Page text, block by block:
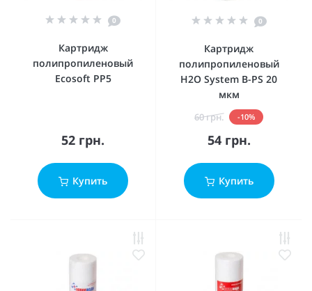
0
Картридж
полипропиленовый
Ecosoft PP5
52 грн.
Купить
0
Картридж
полипропиленовый
H2O System B-PS 20
мкм
60 грн. -10%
54 грн.
Купить